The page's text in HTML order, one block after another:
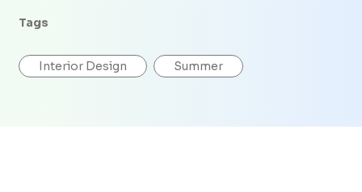
Tags
Interior Design Summer